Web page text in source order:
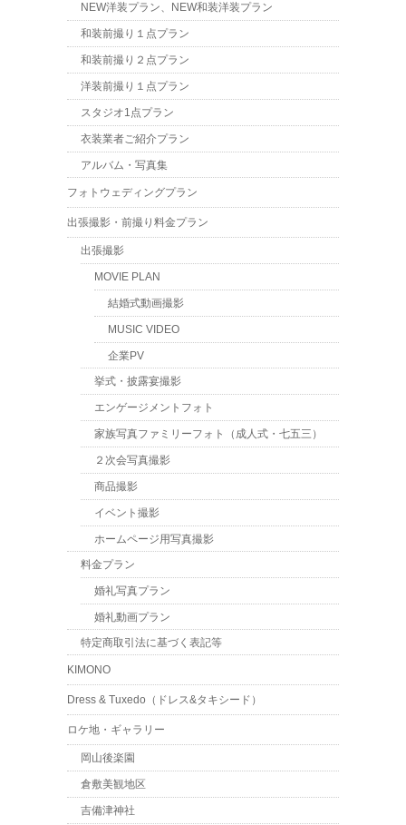
NEW洋装プラン、NEW和装洋装プラン
和装前撮り１点プラン
和装前撮り２点プラン
洋装前撮り１点プラン
スタジオ1点プラン
衣装業者ご紹介プラン
アルバム・写真集
フォトウェディングプラン
出張撮影・前撮り料金プラン
出張撮影
MOVIE PLAN
結婚式動画撮影
MUSIC VIDEO
企業PV
挙式・披露宴撮影
エンゲージメントフォト
家族写真ファミリーフォト（成人式・七五三）
２次会写真撮影
商品撮影
イベント撮影
ホームページ用写真撮影
料金プラン
婚礼写真プラン
婚礼動画プラン
特定商取引法に基づく表記等
KIMONO
Dress & Tuxedo（ドレス&タキシード）
ロケ地・ギャラリー
岡山後楽園
倉敷美観地区
吉備津神社